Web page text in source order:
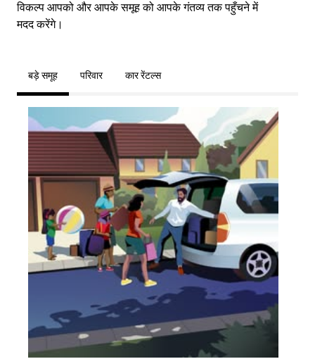
विकल्प आपको और आपके समूह को आपके गंतव्य तक पहुँचने में
मदद करेंगे।
बड़े समूह परिवार कार रेंटल्स